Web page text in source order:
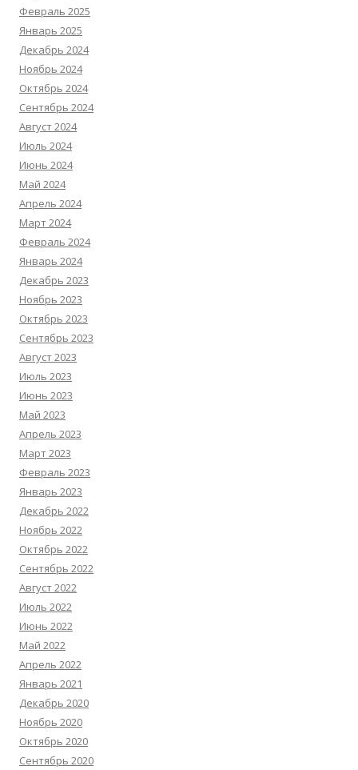
Февраль 2025
Январь 2025
Декабрь 2024
Ноябрь 2024
Октябрь 2024
Сентябрь 2024
Август 2024
Июль 2024
Июнь 2024
Май 2024
Апрель 2024
Март 2024
Февраль 2024
Январь 2024
Декабрь 2023
Ноябрь 2023
Октябрь 2023
Сентябрь 2023
Август 2023
Июль 2023
Июнь 2023
Май 2023
Апрель 2023
Март 2023
Февраль 2023
Январь 2023
Декабрь 2022
Ноябрь 2022
Октябрь 2022
Сентябрь 2022
Август 2022
Июль 2022
Июнь 2022
Май 2022
Апрель 2022
Январь 2021
Декабрь 2020
Ноябрь 2020
Октябрь 2020
Сентябрь 2020